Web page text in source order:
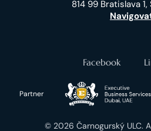
814 99 Bratislava
Facebook
Partner
© 2026 Čarnogurský ULC.